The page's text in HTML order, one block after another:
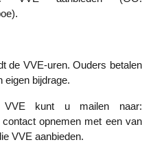
eigen bijdrage.
VVE kunt u mailen naar:
opnemen met een van
VVE aanbieden.